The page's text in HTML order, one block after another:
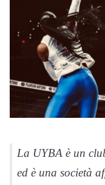
La UYBA è un
ed è una società